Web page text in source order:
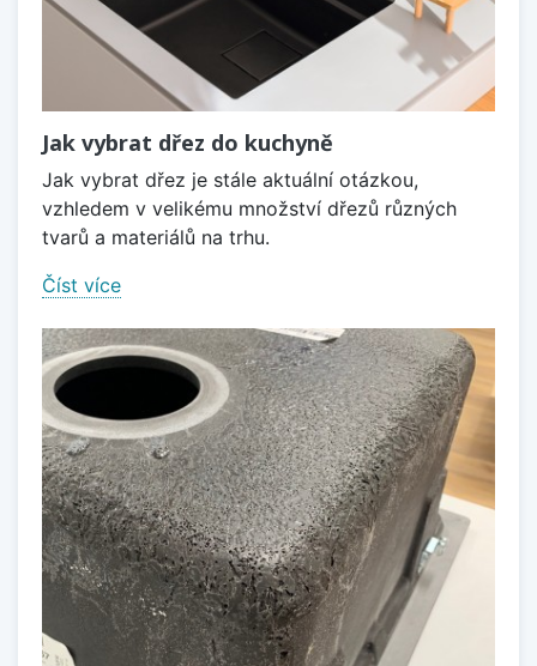
Jak vybrat dřez do kuchyně
Jak vybrat dřez je stále aktuální otázkou,
vzhledem v velikému množství dřezů různých
tvarů a materiálů na trhu.
Číst více